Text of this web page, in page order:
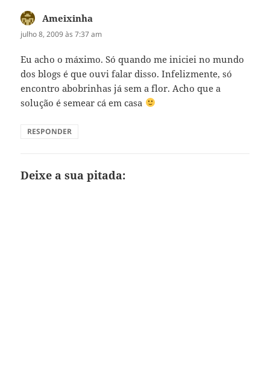
Ameixinha
julho 8, 2009 às 7:37 am
Eu acho o máximo. Só quando me iniciei no mundo
dos blogs é que ouvi falar disso. Infelizmente, só
encontro abobrinhas já sem a flor. Acho que a
solução é semear cá em casa
RESPONDER
Deixe a sua pitada: